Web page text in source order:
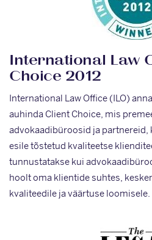
International Law
Choice 2012
International Law Office (ILO)
auhinda Client Choice, mis
advokaadibüroosid ja partnereid,
esile tõstetud kvaliteetse
tunnustatakse kui
hoolt oma klientide suhtes,
kvaliteedile ja väärtuse loomisele.